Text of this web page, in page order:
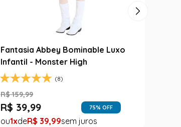
Fantasia Abbey Bominable Luxo
Infantil - Monster High
(8)
R$ 159,99
R$ 39,99 75% OFF
1 R$ 39,99